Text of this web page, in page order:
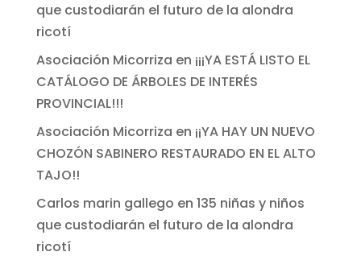
que custodiarán el futuro de la alondra
ricotí
Asociación Micorriza en ¡¡¡YA ESTÁ LISTO EL
CATÁLOGO DE ÁRBOLES DE INTERÉS
PROVINCIAL!!!
Asociación Micorriza en ¡¡YA HAY UN NUEVO
CHOZÓN SABINERO RESTAURADO EN EL ALTO
TAJO!!
Carlos marin gallego en 135 niñas y niños
que custodiarán el futuro de la alondra
ricotí